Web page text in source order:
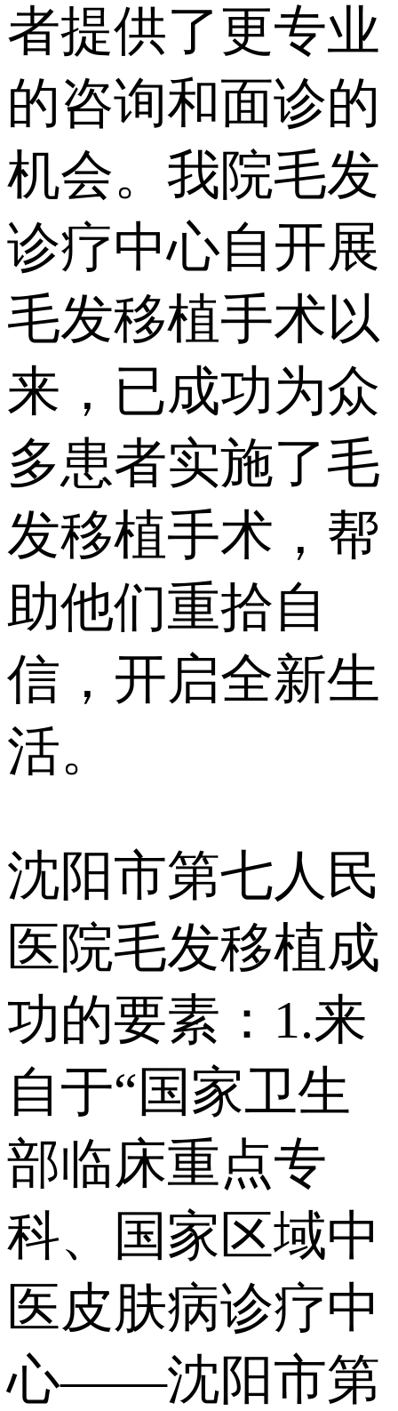
者提供了更专业
的咨询和面诊的
机会。我院毛发
诊疗中心自开展
毛发移植手术以
来，已成功为众
多患者实施了毛
发移植手术，帮
助他们重拾自
信，开启全新生
活。
沈阳市第七人民
医院毛发移植成
功的要素：1.来
自于“国家卫生
部临床重点专
科、国家区域中
医皮肤病诊疗中
心——沈阳市第